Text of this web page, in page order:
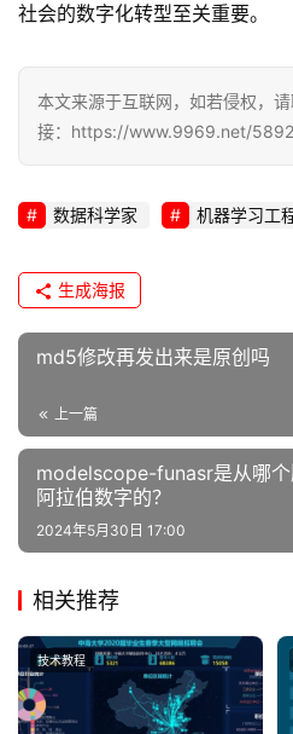
社会的数字化转型至关重要。
本文来源于互联网，如若侵权，
接：https://www.9969.net/
数据科学家 机器学习工
生成海报
md5修改再发出来是原创吗
上一篇
modelscope-funasr是从哪
阿拉伯数字的？
2024年5月30日 17:00
相关推荐
技术教程